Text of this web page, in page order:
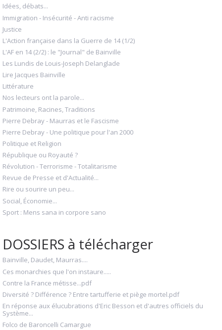
Idées, débats...
Immigration - Insécurité - Anti racisme
Justice
L'Action française dans la Guerre de 14 (1/2)
L'AF en 14 (2/2) : le "Journal" de Bainville
Les Lundis de Louis-Joseph Delanglade
Lire Jacques Bainville
Littérature
Nos lecteurs ont la parole...
Patrimoine, Racines, Traditions
Pierre Debray - Maurras et le Fascisme
Pierre Debray - Une politique pour l'an 2000
Politique et Religion
République ou Royauté ?
Révolution - Terrorisme - Totalitarisme
Revue de Presse et d'Actualité...
Rire ou sourire un peu...
Social, Économie...
Sport : Mens sana in corpore sano
DOSSIERS à télécharger
Bainville, Daudet, Maurras....
Ces monarchies que l'on instaure.....
Contre la France métisse...pdf
Diversité ? Différence ? Entre tartufferie et piège mortel.pdf
En réponse aux élucubrations d'Eric Besson et d'autres officiels du
Système...
Folco de Baroncelli Camargue